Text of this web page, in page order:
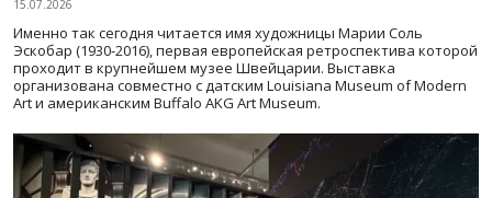
15.07.2026
Именно так сегодня читается имя художницы Марии Соль
Эскобар (1930-2016), первая европейская ретроспектива которой
проходит в крупнейшем музее Швейцарии. Выставка
организована совместно с датским Louisiana Museum of Modern
Art и американским Buffalo AKG Art Museum.